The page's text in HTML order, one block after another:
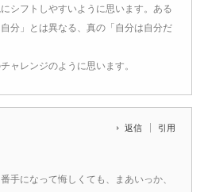
シフトしやすいように思います。ある
分」とは異なる、真の「自分は自分だ
ャレンジのように思います。
返信 引用
手になって悔しくても、まあいっか、